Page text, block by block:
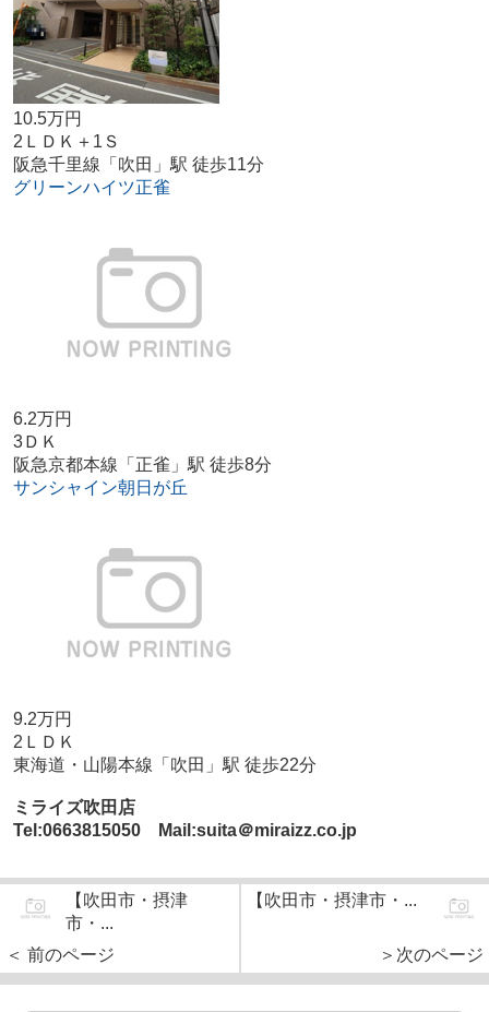
10.5万円
2ＬＤＫ＋1Ｓ
阪急千里線「吹田」駅 徒歩11分
グリーンハイツ正雀
6.2万円
3ＤＫ
阪急京都本線「正雀」駅 徒歩8分
サンシャイン朝日が丘
9.2万円
2ＬＤＫ
東海道・山陽本線「吹田」駅 徒歩22分
ミライズ吹田店
Tel:0663815050 Mail:suita＠miraizz.co.jp
【吹田市・摂津
市・...
＜ 前のページ
【吹田市・摂津市・...
＞次のページ